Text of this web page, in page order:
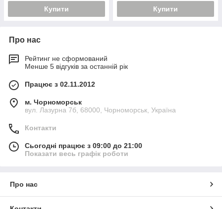
Купити Купити
Про нас
Рейтинг не сформований
Менше 5 відгуків за останній рік
Працює з 02.11.2012
м. Чорноморськ
вул. Лазурна 7б, 68000, Чорноморськ, Україна
Контакти
Сьогодні працює з 09:00 до 21:00
Показати весь графік роботи
Про нас